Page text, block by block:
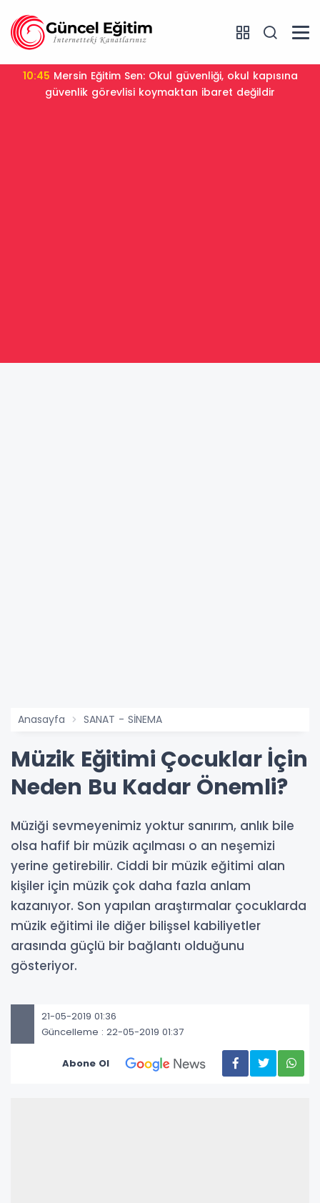
10:45
güvenlik görevlisi koymaktan ibaret değildir
Anasayfa SANAT - SİNEMA
Müzik Eğitimi Çocuklar İçin
Neden Bu Kadar Önemli?
Müziği sevmeyenimiz yoktur sanırım, anlık bile
olsa hafif bir müzik açılması o an neşemizi
yerine getirebilir. Ciddi bir müzik eğitimi alan
kişiler için müzik çok daha fazla anlam
kazanıyor. Son yapılan araştırmalar çocuklarda
müzik eğitimi ile diğer bilişsel kabiliyetler
arasında güçlü bir bağlantı olduğunu
gösteriyor.
21-05-2019 01:36
Güncelleme : 22-05-2019 01:37
Abone Ol